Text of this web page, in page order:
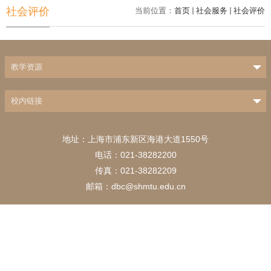
当前位置： 首页 社会服务 社会评价
社会评价
教学资源
校内链接
地址：上海市浦东新区海港大道1550号
电话：021-38282200
传真：021-38282209
邮箱：dbc@shmtu.edu.cn